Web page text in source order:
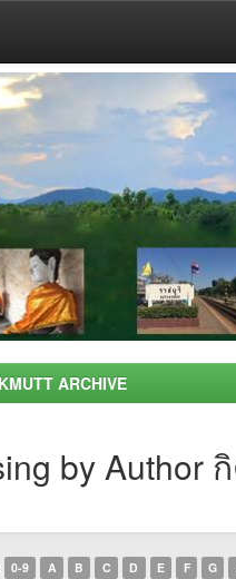
ARCHIVE
by Author
0-9 A B C D E F G